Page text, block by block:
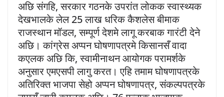
अछि संगहि, सरकार गठनके उपरांत लोकक स्वास्थ्यक
देखभालके लेल 25 लाख धरिक कैशलेस बीमाक
राजस्थान मॉडल, सम्पूर्ण देशमे लागू करबाक गारंटी देने
अछि। कांग्रेस अप्पन घोषणापत्रमे किसानसँ वादा
कएलक अछि कि, स्वामीनाथन आयोगक परामर्शके
अनुसार एमएसपी लागु करत। एहि तमाम घोषणापत्रके
अतिरिक्त भाजपा सेहो अप्पन घोषणापत्र, संकल्पपत्रके